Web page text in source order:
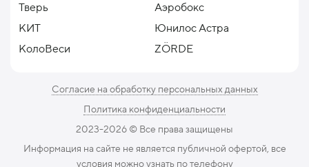
Тверь
Аэробокс
КИТ
Юнилос Астра
КолоВеси
ZÖRDE
Согласие на обработку персональных данных
Политика конфиденциальности
2023-2026 ©️ Все права защищены
Информация на сайте не является публичной офертой, все
условия можно узнать по телефону